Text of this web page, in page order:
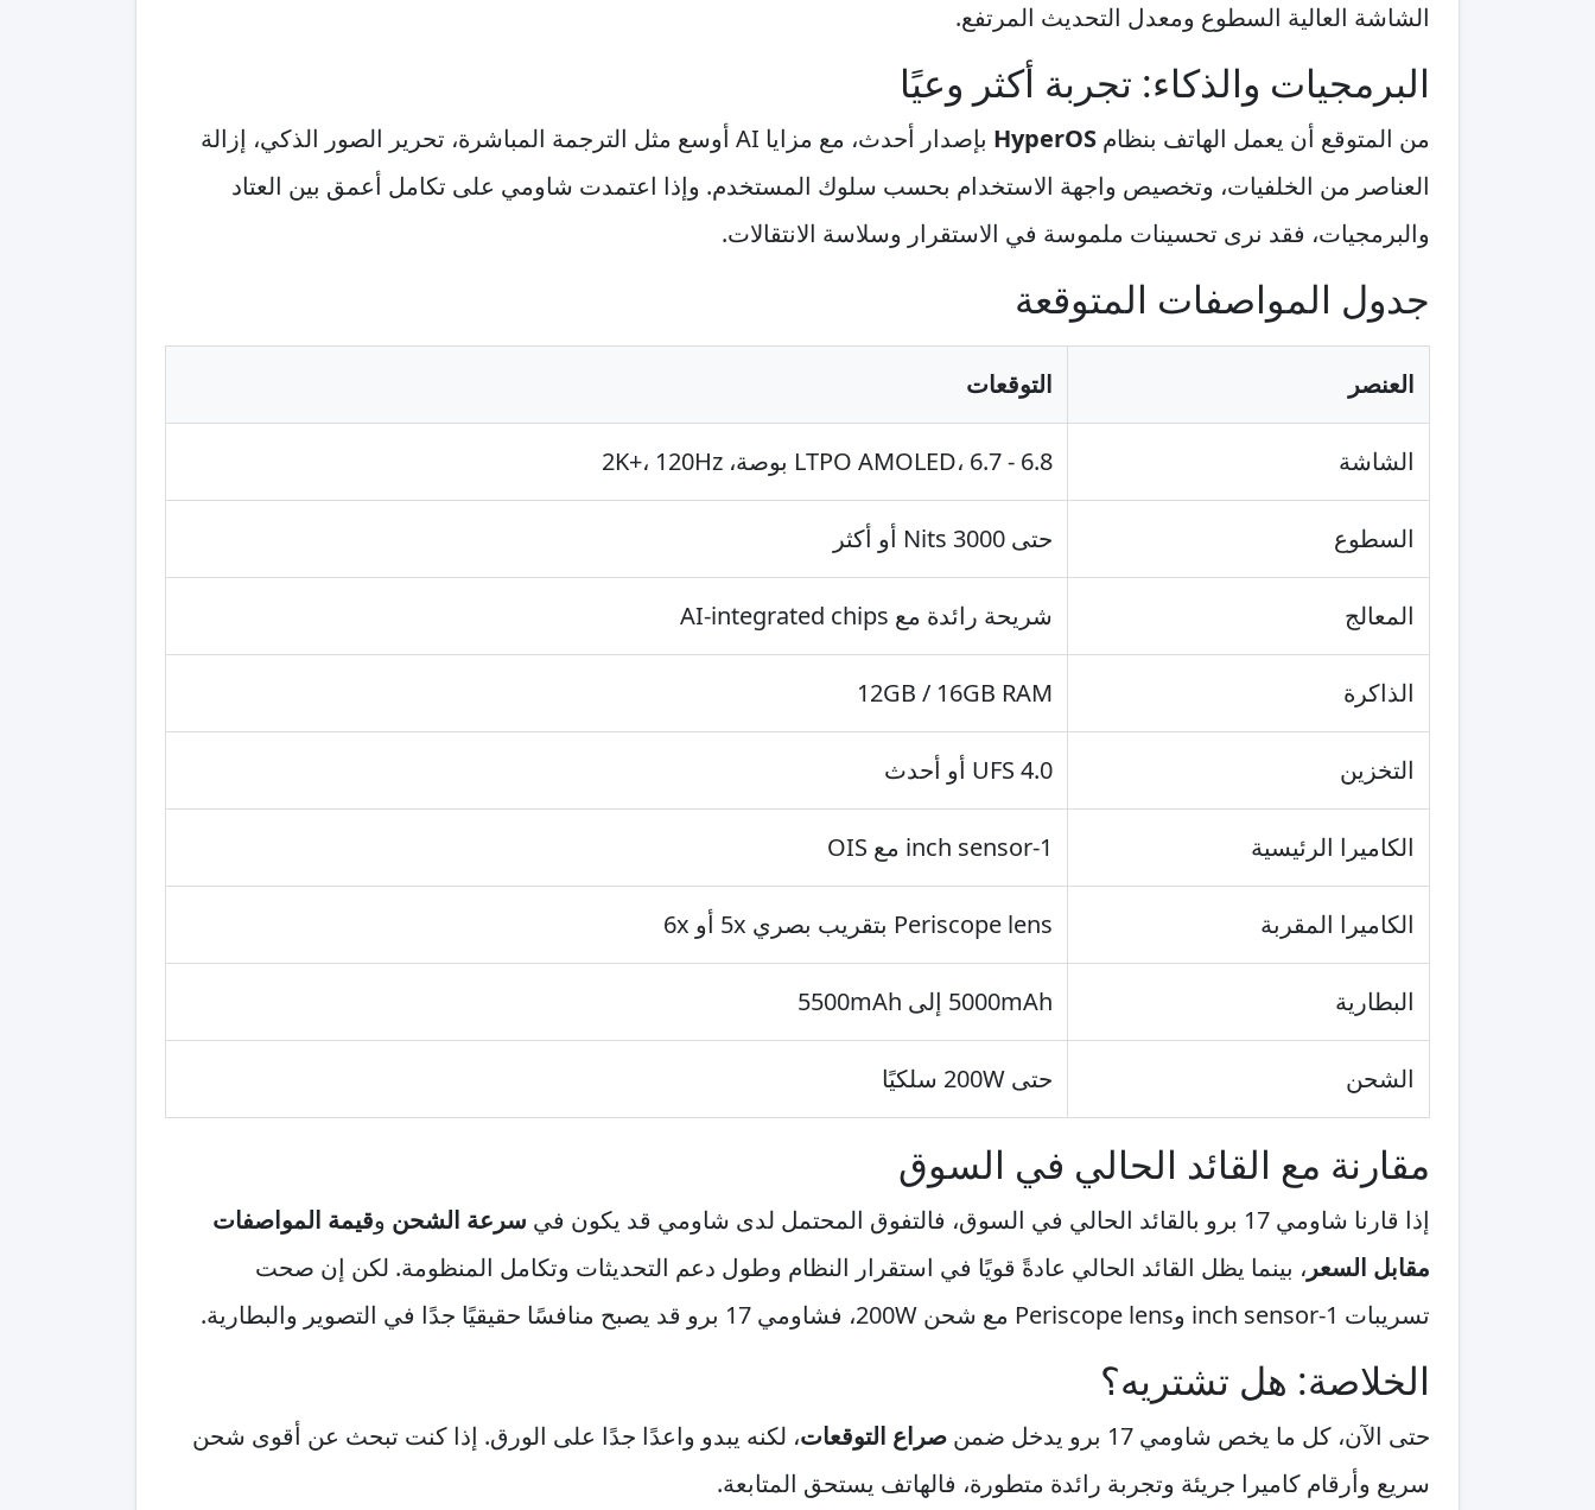
الشاشة العالية السطوع ومعدل التحديث المرتفع.
البرمجيات والذكاء: تجربة أكثر وعيًا
من المتوقع أن يعمل الهاتف بنظام HyperOS
بإصدار أحدث، مع مزايا AI أوسع مثل الترجمة المباشرة، تحرير الصور الذكي، إزالة
العناصر من الخلفيات، وتخصيص واجهة الاستخدام بحسب سلوك المستخدم. وإذا اعتمدت شاومي على تكامل أعمق بين العتاد
والبرمجيات، فقد نرى تحسينات ملموسة في الاستقرار وسلاسة الانتقالات.
جدول المواصفات المتوقعة
العنصر التوقعات
الشاشة LTPO AMOLED، 6.7 - 6.8 بوصة، 2K+، 120Hz
السطوع حتى 3000 Nits أو أكثر
المعالج شريحة رائدة مع AI-integrated chips
الذاكرة 12GB / 16GB RAM
التخزين UFS 4.0 أو أحدث
الكاميرا الرئيسية 1-inch sensor مع OIS
الكاميرا المقربة Periscope lens بتقريب بصري 5x أو 6x
البطارية 5000mAh إلى 5500mAh
الشحن حتى 200W سلكيًا
مقارنة مع القائد الحالي في السوق
إذا قارنا شاومي 17 برو بالقائد الحالي في السوق، فالتفوق المحتمل لدى شاومي قد يكون في سرعة الشحن وقيمة المواصفات
مقابل السعر ، بينما يظل القائد الحالي عادةً قويًا في استقرار النظام وطول دعم التحديثات وتكامل المنظومة. لكن إن صحت
تسريبات 1-inch sensor وPeriscope lens مع شحن 200W، فشاومي 17 برو قد يصبح منافسًا حقيقيًا جدًا في التصوير والبطارية.
الخلاصة: هل تشتريه؟
حتى الآن، كل ما يخص شاومي 17 برو يدخل ضمن صراع التوقعات، لكنه يبدو واعدًا جدًا على الورق. إذا كنت تبحث عن أقوى شحن
سريع وأرقام كاميرا جريئة وتجربة رائدة متطورة، فالهاتف يستحق المتابعة.